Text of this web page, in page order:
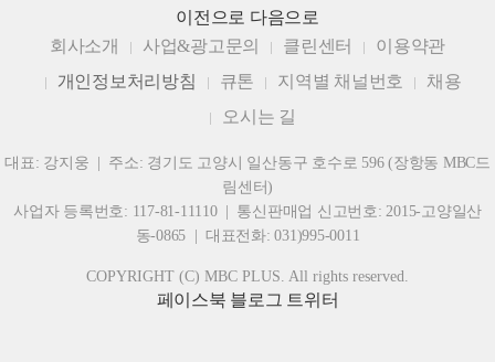
이전으로 다음으로
회사소개
사업&광고문의 클린센터
이용약관
개인정보처리방침
큐톤 지역별 채널번호
채용
오시는 길
대표: 강지웅 | 주소: 경기도 고양시 일산동구 호수로 596 (장항동 MBC드
림센터)
사업자 등록번호: 117-81-11110 | 통신판매업 신고번호: 2015-고양일산
동-0865 | 대표전화: 031)995-0011
COPYRIGHT (C) MBC PLUS. All rights reserved.
페이스북 블로그 트위터